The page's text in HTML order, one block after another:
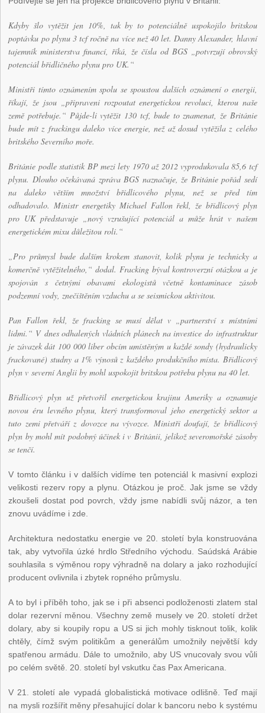
Kdyby šlo vytěžit jen 10%, tak by to potenciálně uspokojilo britskou
poptávku po plynu 3 tcf ročně na více než 40 let. Danny Alexander, hlavní
tajemník ministerstva financí, říká, že čísla od BGS „potvrzují obrovský
potenciál břidličného plynu pro UK.“
Ministři tímto oznámením spolu se spoustou dalších oznámení o energii,
říkají, že jsou „připraveni rozpoutat energetickou revoluci, kterou naše
země potřebuje.“ Půjde-li vytěžit 130 tcf, bude to znamenat, že Británie
bude mít z frackingu daleko více energie, než až dosud vytěžila z celého
britského Severního moře.
Británie podle statistik BP mezi lety 1970 až 2012 vyprodukovala 85,6 tcf
plynu. Dlouho očekávaná zpráva BGS naznačuje, že Británie pořád sedí
na daleko větším množství břidlicového plynu, než se před tím
odhadovalo. Ministr energetiky Michael Fallon řekl, že břidlicový plyn
pro UK představuje „nový vzrušující potenciál a může hrát v našem
energetickém mixu důležitou roli.“
„Pro průmysl bude dalším krokem stanovit, kolik plynu je technicky a
komerčně vytěžitelného,“ dodal. Fracking býval kontroverzní otázkou a je
spojován s četnými obavami ekologistů včetně kontaminace zásob
podzemní vody, znečištěním vzduchu a se seismickou aktivitou.
Pan Fallon řekl, že fracking se musí dělat v „partnerství s místními
lidmi.“ V dnes odhalených vládních plánech na investice do infrastruktur
je závazek dát 100 000 liber obcím umístěným u každé sondy (hydraulicky
frackované) studny a 1% výnosů z každého produkčního místa. Břidlicový
plyn v severní Anglii by mohl uspokojit britskou potřebu plynu na 40 let.
Břidlicový plyn už přetvořil energetickou krajinu Ameriky a oznamuje
novou éru levného plynu, který transformoval jeho energetický sektor a
tuto zemi přetváří z dovozce na vývozce. Ministři doufají, že břidlicový
plyn by mohl mít podobný účinek i v Británii, jelikož severomořské zásoby
se tenčí.
V tomto článku i v dalších vidíme ten potenciál k masivní explozi
velikosti rezerv ropy a plynu. Otázkou je proč. Jak jsme se vždy
zkoušeli dostat pod povrch, vždy jsme nabídli svůj názor, a ten
znovu uvádíme i zde.
Architektura nedostatku energie ve 20. století byla konstruována
tak, aby vytvořila úzké hrdlo Středního východu. Saúdská Arábie
souhlasila s výměnou ropy výhradně na dolary a jako rozhodující
producent ovlivnila i zbytek ropného průmyslu.
A to byl i příběh toho, jak se i při absenci podloženosti zlatem stal
dolar rezervní měnou. Všechny země musely ve 20. století držet
dolary, aby si koupily ropu a US si jich mohly tisknout tolik, kolik
chtěly, čímž svým politikům a generálům umožnily největší kdy
spatřenou armádu. Dále to umožnilo, aby US vnucovaly svou vůli
po celém světě. 20. století byl vskutku čas Pax Americana.
V 21. století ale vypadá globalistická motivace odlišně. Teď mají
na mysli rozšířit měny přesahující dolar k bancoru nebo k systému